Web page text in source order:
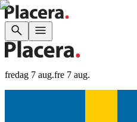
fredag 7 aug.fre 7 aug.